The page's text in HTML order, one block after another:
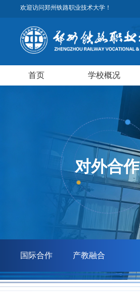
欢迎访问郑州铁路职业技术大学！
首页 学校概况
对外合作
国际合作 产教融合